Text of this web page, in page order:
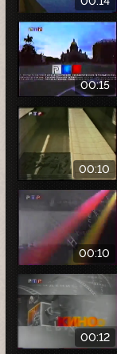
00:15
00:10
00:10
00:12